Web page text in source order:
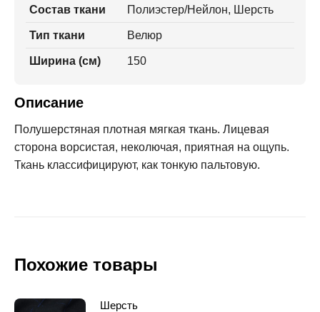
Состав ткани Полиэстер/Нейлон, Шерсть
Тип ткани Велюр
Ширина (см) 150
Описание
Полушерстяная плотная мягкая ткань. Лицевая
сторона ворсистая, неколючая, приятная на ощупь.
Ткань классифицируют, как тонкую пальтовую.
Похожие товары
Шерсть